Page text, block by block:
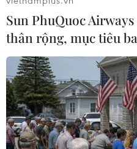
10/08/2026 02:06
Giá dầu tiếp tục leo
gián đoạn nguồn cung
10/08/2026 02:03
Giá vàng đi ngang trong
Sun PhuQuoc
thân rộng, mục tiêu